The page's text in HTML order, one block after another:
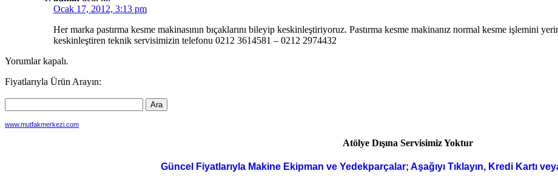
Ocak 17, 2012, 3:13 pm
Her marka pastırma kesme makinasının bıçaklarını bileyip keskinleştiriyoruz. Pastırma kesme makinanız normal kesme işlemini
keskinleştiren teknik servisimizin telefonu 0212 3614581 – 0212 2974432
Yorumlar kapalı.
Fiyatlarıyla Ürün Arayın:
www.mutfakmerkezi.com
Atölye Dışına Servisimiz Yoktur
Güncel Fiyatlarıyla Makine Ekipman ve Yedekparçalar; Aşağıyı Tıklayın, Kredi Kartı